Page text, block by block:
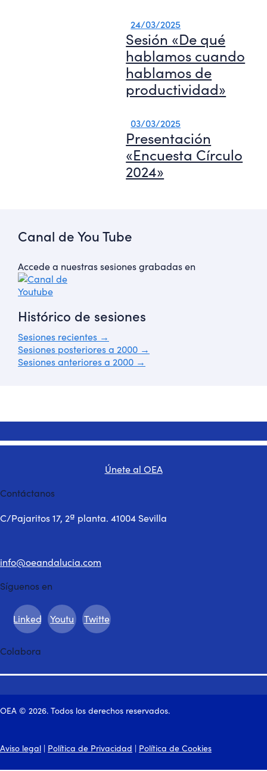
24/03/2025
Sesión «De qué
hablamos cuando
hablamos de
productividad»
03/03/2025
Presentación
«Encuesta Círculo
2024»
Canal de You Tube
Accede a nuestras sesiones grabadas en
Histórico de sesiones
Sesiones recientes →
Sesiones posteriores a 2000 →
Sesiones anteriores a 2000 →
Únete al OEA
Contáctanos
C/Pajaritos 17, 2ª planta. 41004 Sevilla
info@oeandalucia.com
Síguenos en
Linked
in
Youtu Twitte
Colabora
OEA © 2026. Todos los derechos reservados.
Aviso legal | Política de Privacidad | Política de Cookies